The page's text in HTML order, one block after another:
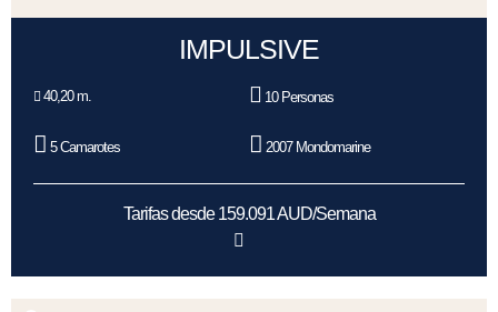
IMPULSIVE
40,20 m. 10 Personas
5 Camarotes 2007 Mondomarine
Tarifas desde 159.091 AUD/Semana